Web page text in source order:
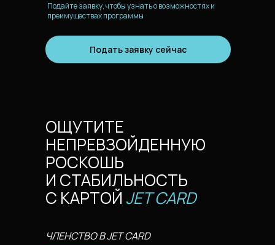
Подать заявку сейчас
Подайте заявку, чтобы узнать о возможностях и
преимуществах программы
ЧЛЕНСТВО В JET CARD
ОЩУТИТЕ
НЕПРЕВЗОЙДЕННУЮ
РОСКОШЬ
И СТАБИЛЬНОСТЬ
С КАРТОЙ JET CARD